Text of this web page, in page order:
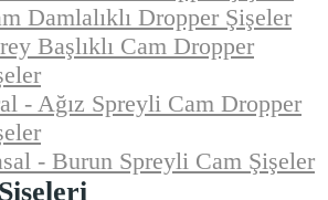
Damlalıklı Dropper Şişeler
Başlıklı Cam Dropper
- Ağız Spreyli Cam Dropper
- Burun Spreyli Cam Şişeler